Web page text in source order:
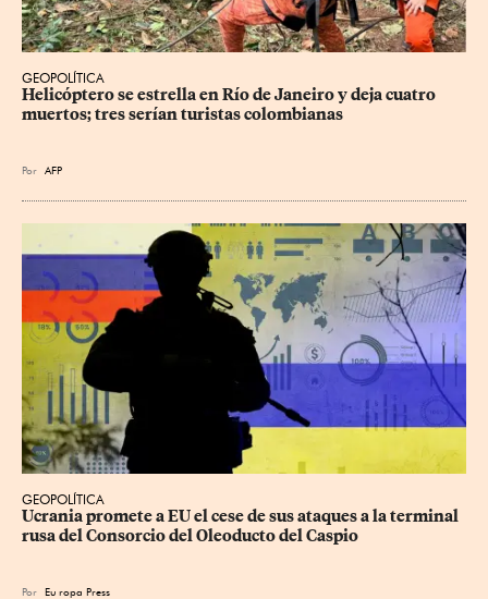
GEOPOLÍTICA
Helicóptero se estrella en Río de Janeiro y deja cuatro
muertos; tres serían turistas colombianas
Por AFP
GEOPOLÍTICA
Ucrania promete a EU el cese de sus ataques a la terminal
rusa del Consorcio del Oleoducto del Caspio
Por Eu ropa Press